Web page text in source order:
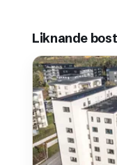
Liknande